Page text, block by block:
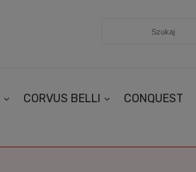
CORVUS BELLI CONQUEST